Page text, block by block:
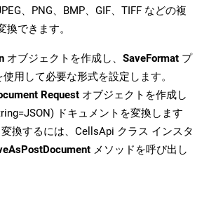
、PNG、BMP、GIF、TIFF などの複
換できます。
オブジェクトを作成し、 SaveFormat プ
用して必要な形式を設定します。
Request オブジェクトを作成し
ドキュメントを変換します
換するには、CellsApi クラス インスタ
メソッドを呼び出し